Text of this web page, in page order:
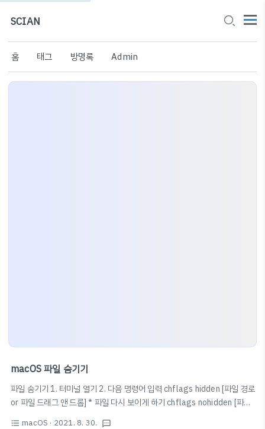
SCIAN
홈 태그 방명록 Admin
macOS 파일 숨기기
파일 숨기기 1. 터미널 열기 2. 다음 명령어 입력 chflags hidden [파일 경로
or 파일 드래그 앤 드롭] * 파일 다시 보이게 하기 chflags nohidden [파일
format_list_bulleted macOS · 2021. 8. 30. textsms